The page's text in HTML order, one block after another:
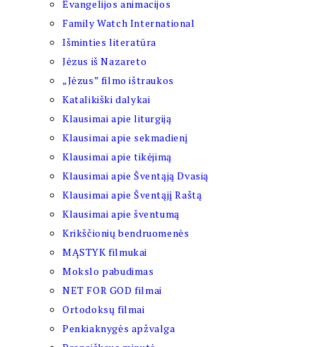
Evangelijos animacijos
Family Watch International
Išminties literatūra
Jėzus iš Nazareto
„Jėzus” filmo ištraukos
Katalikiški dalykai
Klausimai apie liturgiją
Klausimai apie sekmadienį
Klausimai apie tikėjimą
Klausimai apie Šventąją Dvasią
Klausimai apie Šventąjį Raštą
Klausimai apie šventumą
Krikščionių bendruomenės
MĄSTYK filmukai
Mokslo pabudimas
NET FOR GOD filmai
Ortodoksų filmai
Penkiaknygės apžvalga